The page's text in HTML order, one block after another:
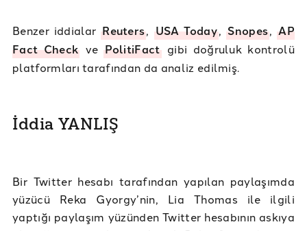
Benzer iddialarReuters, USA Today,Snopes,AP
Fact Check vePolitiFactgibi doğruluk kontrolü
platformları tarafından da analiz edilmiş.
İddia YANLIŞ
Bir Twitter hesabı tarafından yapılan paylaşımda
yüzücü Reka Gyorgy’nin, Lia Thomas ile ilgili
yaptığı paylaşım yüzünden Twitter hesabının askıya